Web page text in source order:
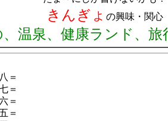
きんぎょ の興味・関心
、温泉、健康ランド、旅
＝
＝
＝
＝